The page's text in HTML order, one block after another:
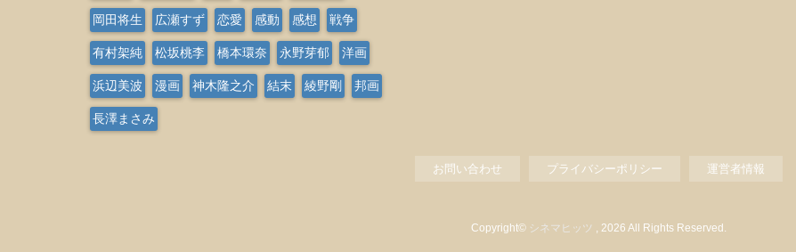
岡田将生 広瀬すず 恋愛 感動 感想 戦争
有村架純 松坂桃李 橋本環奈 永野芽郁 洋画
浜辺美波 漫画 神木隆之介 結末 綾野剛 邦画
長澤まさみ
お問い合わせ プライバシーポリシー 運営者情報
Copyright© シネマヒッツ , 2026 All Rights Reserved.